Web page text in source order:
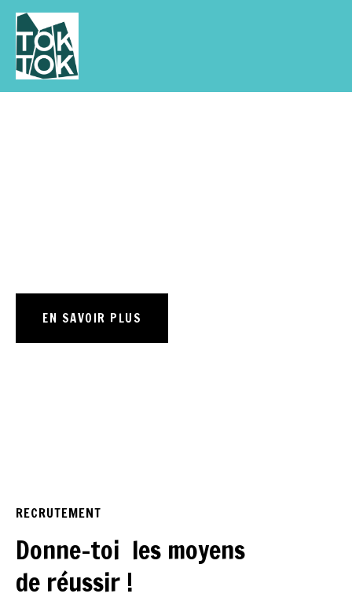
EN SAVOIR PLUS
RECRUTEMENT
Donne-toi  les moyens
de réussir !